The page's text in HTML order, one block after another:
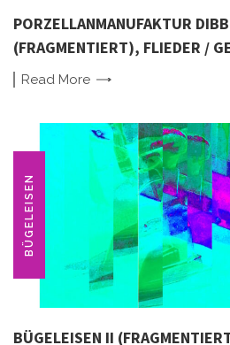
PORZELLANMANUFAKTUR
(FRAGMENTIERT), FLIEDER /
Read More
BÜGELEISEN
BÜGELEISEN II